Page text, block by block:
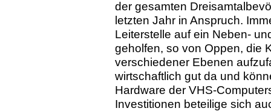
der gesamten
letzten Jahr in Anspruch.
Leiterstelle auf ein Neben-
geholfen, so von Oppen, die
verschiedener Ebenen
wirtschaftlich gut da und
Hardware der VHS-
Investitionen beteilige sich